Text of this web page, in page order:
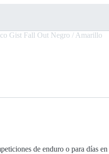
Gist Fall Out Negro / Amarillo
de enduro o para días